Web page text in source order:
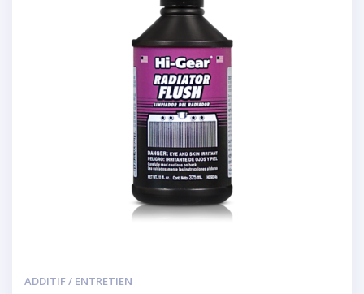
ADDITIF / ENTRETIEN